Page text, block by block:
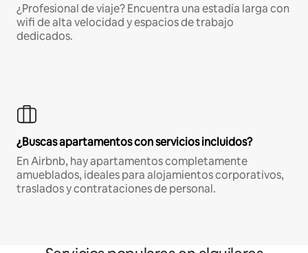
¿Profesional de viaje? Encuentra una estadía larga con
wifi de alta velocidad y espacios de trabajo
dedicados.
¿Buscas apartamentos con servicios incluidos?
En Airbnb, hay apartamentos completamente
amueblados, ideales para alojamientos corporativos,
traslados y contrataciones de personal.